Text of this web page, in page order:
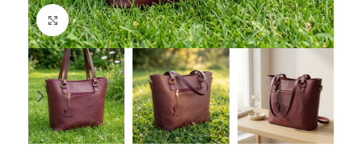
Click to enlarge